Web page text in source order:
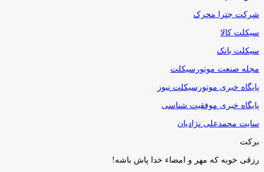
شرکت چترا محرک
سیکلت کالا
سیکلت بانک
مجله صنعت موتورسیکلت
پایگاه خبری موتورسیکلت نیوز
پایگاه خبری موفقیت شناسی
سایت محمدعلی نژادیان
برکت
رزقی خوبه كه مهر و امضاء خدا پاش باشه!